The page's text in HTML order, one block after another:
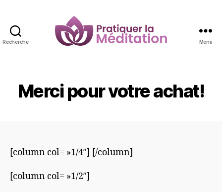
Recherche Menu
Merci pour votre achat!
[column col= »1/4″] [/column]
[column col= »1/2″]